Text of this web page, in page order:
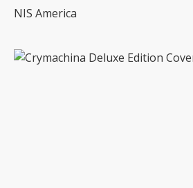
NIS America
Bildergalerie überspringen